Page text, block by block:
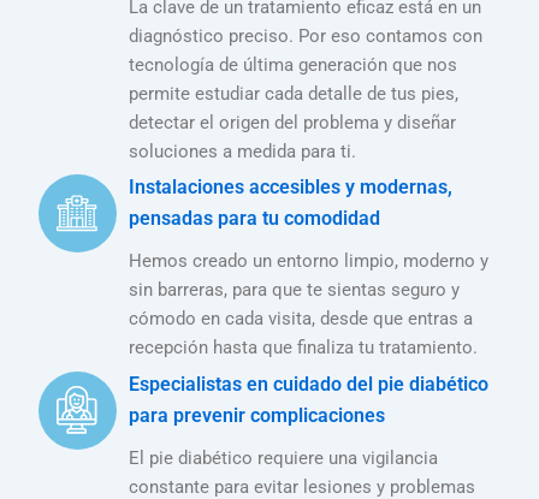
La clave de un tratamiento eficaz está en un
diagnóstico preciso. Por eso contamos con
tecnología de última generación que nos
permite estudiar cada detalle de tus pies,
detectar el origen del problema y diseñar
soluciones a medida para ti.
Instalaciones accesibles y modernas,
pensadas para tu comodidad
Hemos creado un entorno limpio, moderno y
sin barreras, para que te sientas seguro y
cómodo en cada visita, desde que entras a
recepción hasta que finaliza tu tratamiento.
Especialistas en cuidado del pie diabético
para prevenir complicaciones
El pie diabético requiere una vigilancia
constante para evitar lesiones y problemas